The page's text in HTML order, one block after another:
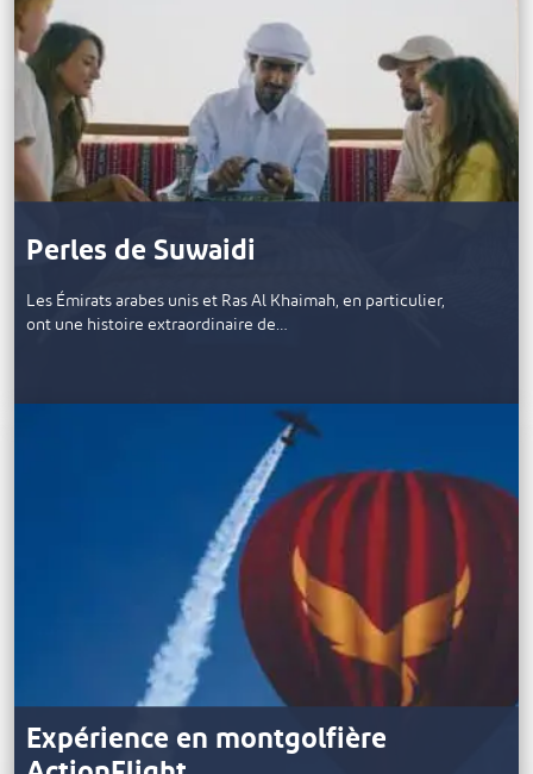
Perles de Suwaidi
Les Émirats arabes unis et Ras Al Khaimah, en particulier,
ont une histoire extraordinaire de…
Expérience en montgolfière